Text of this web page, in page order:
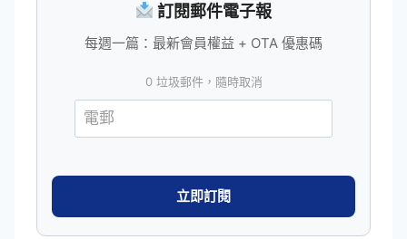
訂閱郵件電子報
每週一篇：最新會員權益 + OTA 優惠碼
0 垃圾郵件，隨時取消